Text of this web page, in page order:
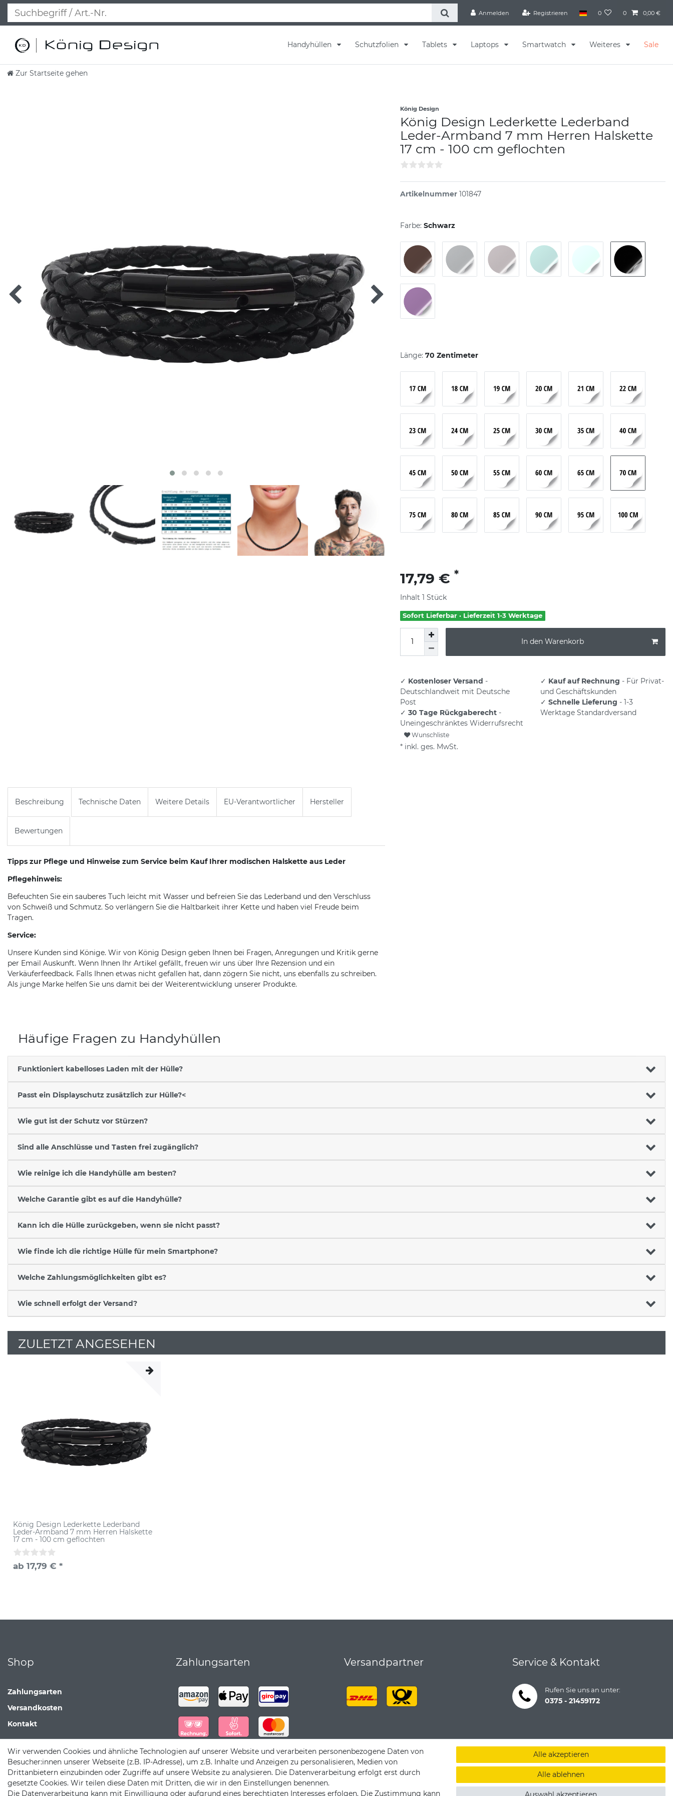
Anmelden Registrieren 0 0 0,00 €
Handyhüllen Schutzfolien Tablets Laptops Smartwatch Weiteres Sale
Zur Startseite gehen
König Design
König Design Lederkette Lederband
Leder-Armband 7 mm Herren Halskette
17 cm - 100 cm geflochten
Artikelnummer 101847
Farbe: Schwarz
Länge: 70 Zentimeter
17,79 € *
Inhalt 1 Stück
Sofort Lieferbar · Lieferzeit 1-3 Werktage
In den Warenkorb
✓ Kostenloser Versand -
Deutschlandweit mit Deutsche
Post
✓ 30 Tage Rückgaberecht -
Uneingeschränktes Widerrufsrecht
✓ Kauf auf Rechnung - Für Privat-
und Geschäftskunden
✓ Schnelle Lieferung - 1-3
Werktage Standardversand
Wunschliste
* inkl. ges. MwSt.
Beschreibung Technische Daten Weitere Details EU-Verantwortlicher Hersteller
Bewertungen
Tipps zur Pflege und Hinweise zum Service beim Kauf Ihrer modischen Halskette aus Leder
Pflegehinweis:
Befeuchten Sie ein sauberes Tuch leicht mit Wasser und befreien Sie das Lederband und den Verschluss
von Schweiß und Schmutz. So verlängern Sie die Haltbarkeit ihrer Kette und haben viel Freude beim
Tragen.
Service:
Unsere Kunden sind Könige. Wir von König Design geben Ihnen bei Fragen, Anregungen und Kritik gerne
per Email Auskunft. Wenn Ihnen Ihr Artikel gefällt, freuen wir uns über Ihre Rezension und ein
Verkäuferfeedback. Falls Ihnen etwas nicht gefallen hat, dann zögern Sie nicht, uns ebenfalls zu schreiben.
Als junge Marke helfen Sie uns damit bei der Weiterentwicklung unserer Produkte.
Häufige Fragen zu Handyhüllen
Funktioniert kabelloses Laden mit der Hülle?
Passt ein Displayschutz zusätzlich zur Hülle?<
Wie gut ist der Schutz vor Stürzen?
Sind alle Anschlüsse und Tasten frei zugänglich?
Wie reinige ich die Handyhülle am besten?
Welche Garantie gibt es auf die Handyhülle?
Kann ich die Hülle zurückgeben, wenn sie nicht passt?
Wie finde ich die richtige Hülle für mein Smartphone?
Welche Zahlungsmöglichkeiten gibt es?
Wie schnell erfolgt der Versand?
ZULETZT ANGESEHEN
König Design Lederkette Lederband
Leder-Armband 7 mm Herren Halskette
17 cm - 100 cm geflochten
ab 17,79 € *
Shop
Zahlungsarten
Versandkosten
Kontakt
Zahlungsarten Versandpartner Service & Kontakt
Rufen Sie uns an unter:
0375 - 21459172
Wir verwenden Cookies und ähnliche Technologien auf unserer Website und verarbeiten personenbezogene Daten von
Besucher:innen unserer Webseite (z.B. IP-Adresse), um z.B. Inhalte und Anzeigen zu personalisieren, Medien von
Drittanbietern einzubinden oder Zugriffe auf unsere Website zu analysieren. Die Datenverarbeitung erfolgt erst durch
gesetzte Cookies. Wir teilen diese Daten mit Dritten, die wir in den Einstellungen benennen.
Die Datenverarbeitung kann mit Einwilligung oder aufgrund eines berechtigten Interesses erfolgen. Die Zustimmung kann
Alle akzeptieren
Alle ablehnen